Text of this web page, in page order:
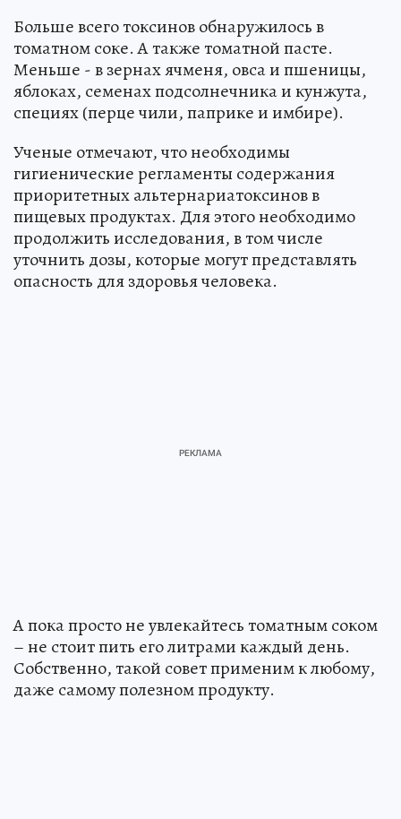
Больше всего токсинов обнаружилось в
томатном соке. А также томатной пасте.
Меньше - в зернах ячменя, овса и пшеницы,
яблоках, семенах подсолнечника и кунжута,
специях (перце чили, паприке и имбире).
Ученые отмечают, что необходимы
гигиенические регламенты содержания
приоритетных альтернариатоксинов в
пищевых продуктах. Для этого необходимо
продолжить исследования, в том числе
уточнить дозы, которые могут представлять
опасность для здоровья человека.
А пока просто не увлекайтесь томатным соком
– не стоит пить его литрами каждый день.
Собственно, такой совет применим к любому,
даже самому полезном продукту.